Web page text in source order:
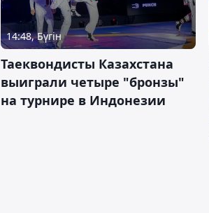
14:48, Бүгін
Таеквондисты Казахстана
выиграли четыре "бронзы"
на турнире в Индонезии